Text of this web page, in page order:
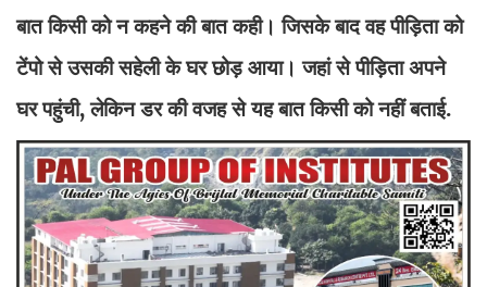
बात किसी को न कहने की बात कही। जिसके बाद वह पीड़िता को
टेंपो से उसकी सहेली के घर छोड़ आया। जहां से पीड़िता अपने
घर पहुंची, लेकिन डर की वजह से यह बात किसी को नहीं बताई.